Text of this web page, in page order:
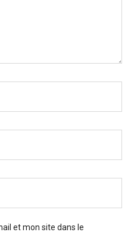
et mon site dans le